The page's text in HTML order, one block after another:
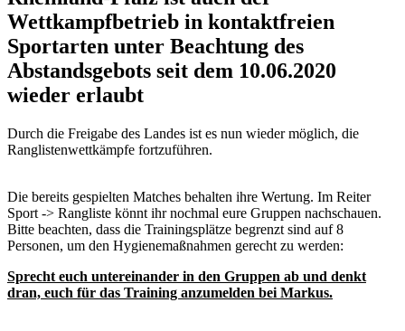
Wettkampfbetrieb in kontaktfreien
Sportarten unter Beachtung des
Abstandsgebots seit dem 10.06.2020
wieder erlaubt
Durch die Freigabe des Landes ist es nun wieder möglich, die
Ranglistenwettkämpfe fortzuführen.
Die bereits gespielten Matches behalten ihre Wertung. Im Reiter
Sport -> Rangliste könnt ihr nochmal eure Gruppen nachschauen.
Bitte beachten, dass die Trainingsplätze begrenzt sind auf 8
Personen, um den Hygienemaßnahmen gerecht zu werden:
Sprecht euch untereinander in den Gruppen ab und denkt
dran, euch für das Training anzumelden bei Markus.